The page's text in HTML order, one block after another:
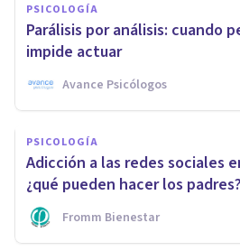
PSICOLOGÍA
Parálisis por análisis: cuando
impide actuar
Avance Psicólogos
PSICOLOGÍA
Adicción a las redes sociales
¿qué pueden hacer los padres?
Fromm Bienestar